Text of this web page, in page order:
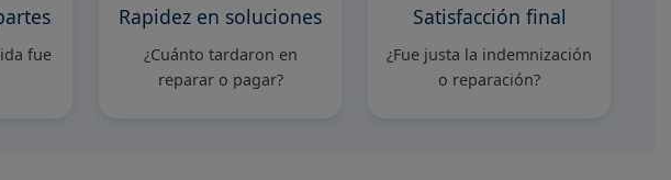
fue
Rapidez en soluciones
¿Cuánto tardaron en
reparar o pagar?
Satisfacción final
¿Fue justa la indemnización
o reparación?